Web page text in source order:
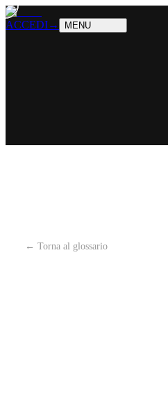
ACCEDI→ MENU
PRODOTTICosa sappiamo fare
SOLUZIONIChi possiamo aiutare
← Torna al glossario